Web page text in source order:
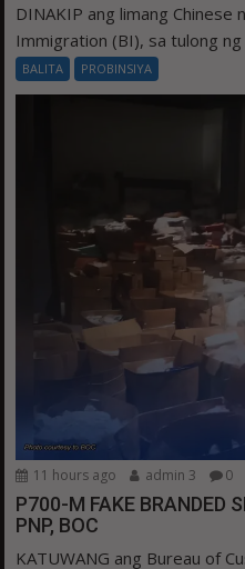
DINAKIP ang limang Chinese
Immigration (BI), sa tulong
BALITA PROBINSIYA
11 hours ago admin 3 0
P700-M FAKE BRANDED
PNP, BOC
KATUWANG ang Bureau of